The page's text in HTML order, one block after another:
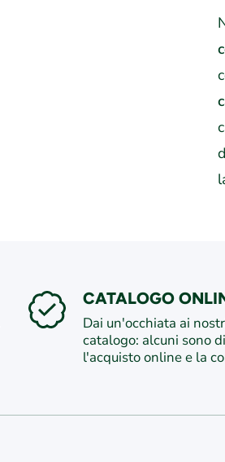
CATALOGO
Dai un'occhiata ai
catalogo: alcuni sono
l'acquisto online e la